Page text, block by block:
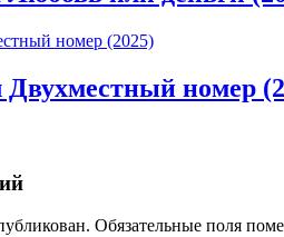
Двухместный номер
Обязательные поля